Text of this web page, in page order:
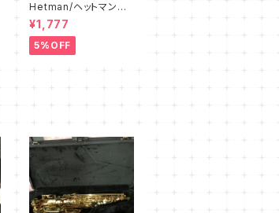
Hetman/ヘットマン
オイル各種
¥1,777
5%OFF